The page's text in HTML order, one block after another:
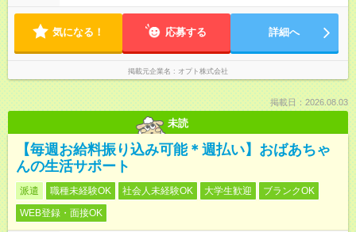
気になる！ 応募する 詳細へ
掲載元企業名 オプト株式会社
掲載日：2026.08.03
未読
【毎週お給料振り込み可能＊週払い】おばあちゃ
んの生活サポート
派遣 職種未経験OK 社会人未経験OK 大学生歓迎
ブランクOK
WEB登録・面接OK